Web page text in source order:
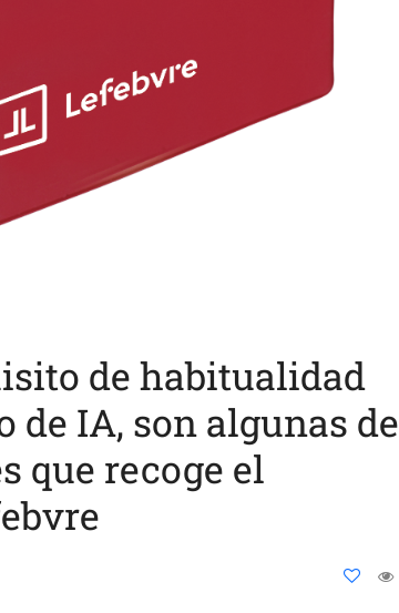
de habitualidad
de IA, son algunas de
que recoge el